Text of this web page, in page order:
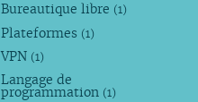
Bureautique libre (1)
Plateformes (1)
VPN (1)
Langage de
programmation (1)